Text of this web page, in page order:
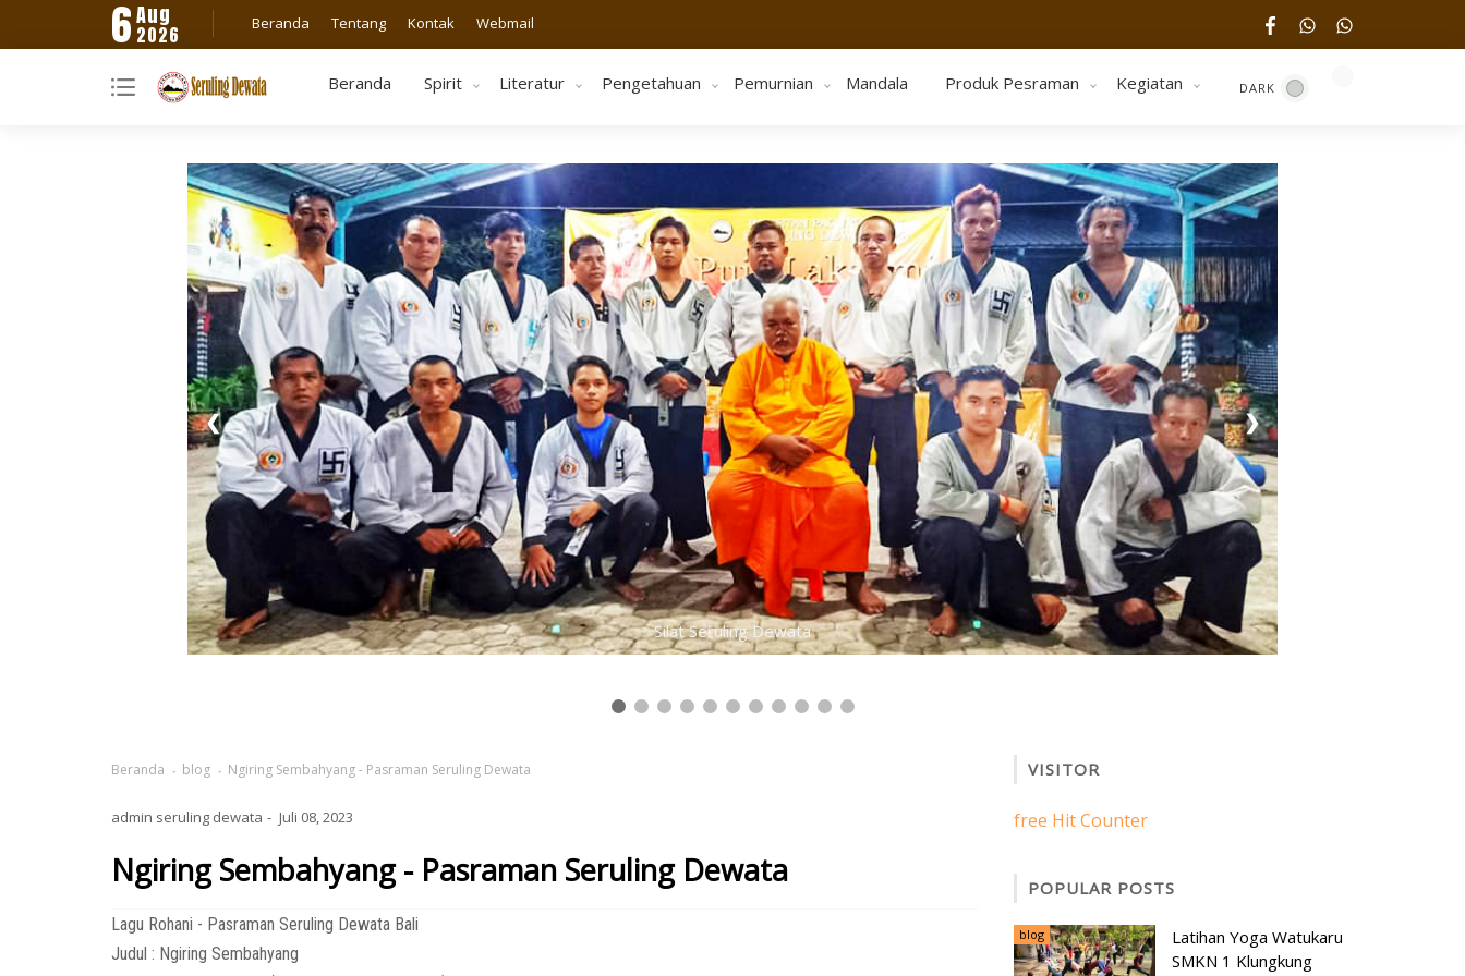
6Aug
2026 Beranda Tentang Kontak Webmail
Beranda Spirit Literatur Pengetahuan Pemurnian Mandala Produk Pesraman Kegiatan
1 / 11
Silat Seruling Dewata
❮ ❯
Beranda blog Ngiring Sembahyang - Pasraman Seruling Dewata
admin seruling dewata Juli 08, 2023
Ngiring Sembahyang - Pasraman Seruling Dewata
Lagu Rohani - Pasraman Seruling Dewata Bali
Judul : Ngiring Sembahyang
VISITOR
free Hit Counter
POPULAR POSTS
blog
Latihan Yoga Watukaru
SMKN 1 Klungkung